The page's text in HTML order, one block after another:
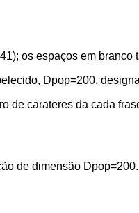
os espaços em branco
Dpop=200,
de carateres da cada
de dimensão Dpop=200.